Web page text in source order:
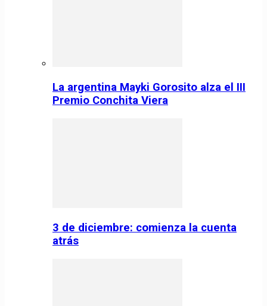
La argentina Mayki Gorosito alza el III
Premio Conchita Viera
3 de diciembre: comienza la cuenta
atrás